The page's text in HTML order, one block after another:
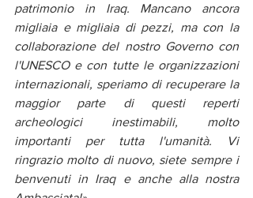
patrimonio in Iraq. Mancano ancora
migliaia e migliaia di pezzi, ma con la
collaborazione del nostro Governo con
l'UNESCO e con tutte le organizzazioni
internazionali, speriamo di recuperare la
maggior parte di questi reperti
archeologici inestimabili, molto
importanti per tutta l'umanità. Vi
ringrazio molto di nuovo, siete sempre i
benvenuti in Iraq e anche alla nostra